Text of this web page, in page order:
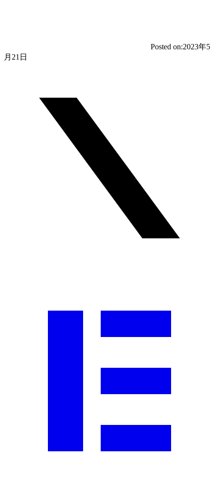
Posted on:2023年5
月21日